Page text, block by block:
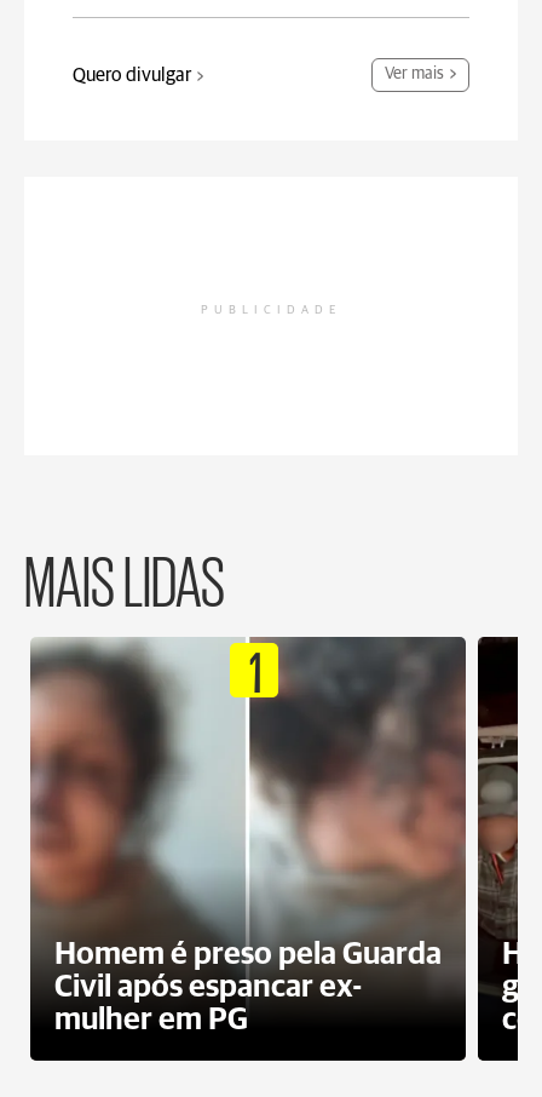
Quero divulgar Ver mais
PUBLICIDADE
MAIS LIDAS
1
Homem é preso pela Guarda
Civil após espancar ex-
mulher em PG